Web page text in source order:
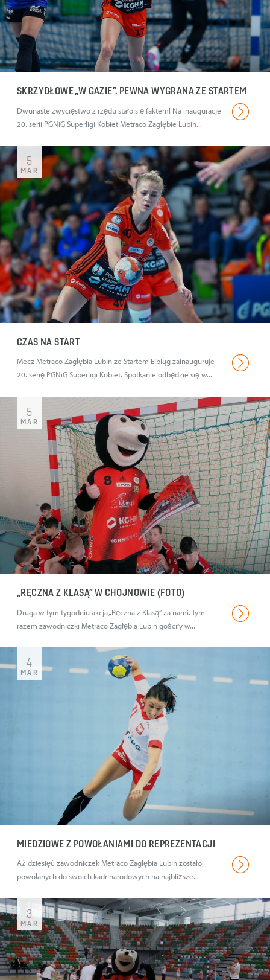
SKRZYDŁOWE „W GAZIE”. PEWNA WYGRANA ZE STARTEM
Dwunaste zwycięstwo z rzędu stało się faktem! Na inauguracje
20. serii PGNiG Superligi Kobiet Metraco Zagłębie Lubin...
CZAS NA START
Mecz Metraco Zagłębia Lubin ze Startem Elbląg zainauguruje
20. serię PGNiG Superligi Kobiet. Spotkanie odbędzie się w...
5
MAR
„RĘCZNA Z KLASĄ” W CHOJNOWIE (FOTO)
Druga w tym tygodniu akcja „Ręczna z Klasą” za nami. Tym
razem zawodniczki Metraco Zagłębia Lubin gościły w...
5
MAR
MIEDZIOWE Z POWOŁANIAMI DO REPREZENTACJI
Aż dziesięć zawodniczek Metraco Zagłębia Lubin zostało
powołanych do swoich kadr narodowych na najbliższe...
4
MAR
3
MAR